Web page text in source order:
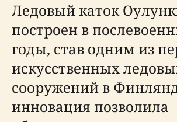
Ледовый каток
построен в
годы, став одним из
искусственных
сооружений в
инновация позволила